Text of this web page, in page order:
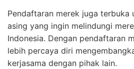
Pendaftaran merek juga terbuka
asing yang ingin melindungi
Indonesia. Dengan pendaftaran
lebih percaya diri
kerjasama dengan pihak lain.